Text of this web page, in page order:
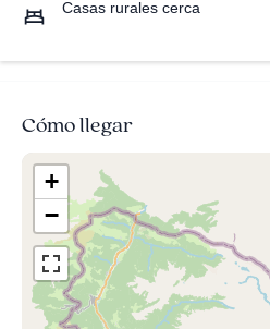
Casas rurales cerca
Cómo llegar
+
−